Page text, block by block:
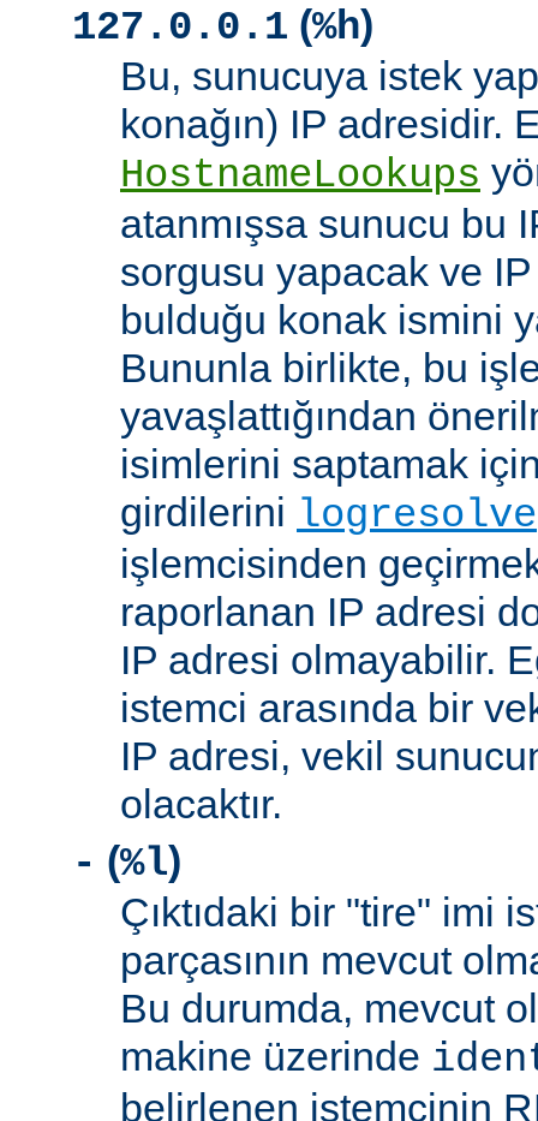
127.0.0.1 (%h)
Bu, sunucuya istek
konağın) IP adresidir.
HostnameLookups
atanmışsa sunucu bu
sorgusu yapacak ve
bulduğu konak ismini
Bununla birlikte, bu
yavaşlattığından
isimlerini saptamak
girdilerini logresolve
işlemcisinden
raporlanan IP adresi
IP adresi olmayabilir.
istemci arasında bir
IP adresi, vekil
olacaktır.
- (%l)
Çıktıdaki bir "tire" imi
parçasının mevcut
Bu durumda, mevcut
makine üzerinde
belirlenen istemcinin